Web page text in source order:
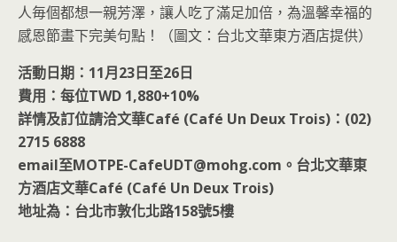
人毎個都想一親芳澤，讓人吃了滿足加倍，為溫馨幸福的
感恩節畫下完美句點！（圖文：台北文華東方酒店提供）
活動日期：11月23日至26日
費用：每位TWD 1,880+10%
詳情及訂位請洽文華Café (Café Un Deux Trois)：(02)
2715 6888
email至MOTPE-CafeUDT@mohg.com。台北文華東
方酒店文華Café (Café Un Deux Trois)
地址為：台北市敦化北路158號5樓